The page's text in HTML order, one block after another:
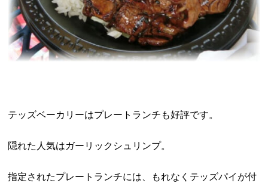
テッズベーカリーはプレートランチも好評です。
隠れた人気はガーリックシュリンプ。
指定されたプレートランチには、もれなくテッズパイが付